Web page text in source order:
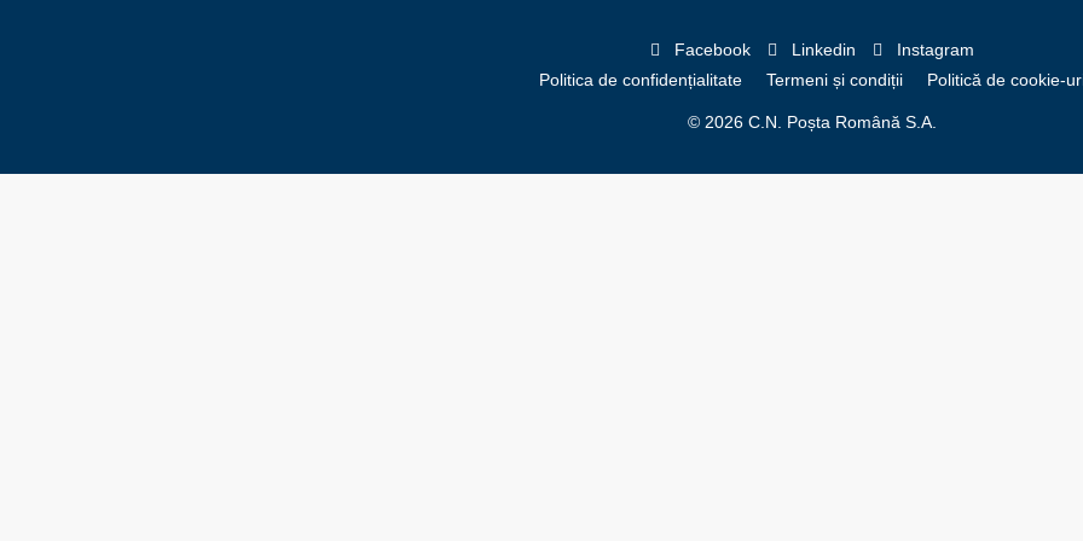
Facebook Linkedin
Instagram
Politica de confidențialitate
Termeni și condiții Politică de cookie-
© 2026 C.N. Poșta Română S.A.